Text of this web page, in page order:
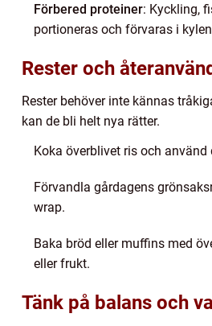
Förbered proteiner: Kyckling,
portioneras och förvaras i
Rester och
Rester behöver inte kännas
kan de bli helt nya rätter.
Koka överblivet ris och använd
Förvandla gårdagens
wrap.
Baka bröd eller muffins med
eller frukt.
Tänk på balans och